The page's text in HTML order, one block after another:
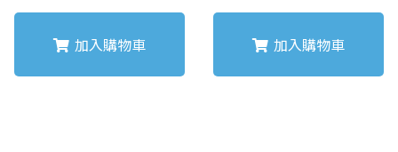
加入購物車 加入購物車